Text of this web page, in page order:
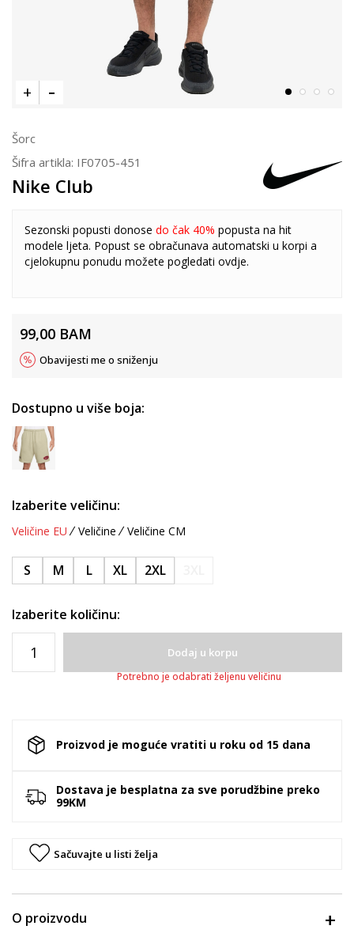
Šorc
Šifra artikla: IF0705-451
Nike Club
Sezonski popusti donose do čak 40% popusta na hit
modele ljeta. Popust se obračunava automatski u korpi a
cjelokupnu ponudu možete pogledati ovdje.
99,00 BAM
Obavijesti me o sniženju
Dostupno u više boja:
Izaberite veličinu:
Veličine EU Veličine Veličine CM
S M L XL 2XL
Izaberite količinu:
Dodaj u korpu
Potrebno je odabrati željenu veličinu
Proizvod je moguće vratiti u roku od 15 dana
Dostava je besplatna za sve porudžbine preko
99KM
Sačuvajte u listi želja
O proizvodu